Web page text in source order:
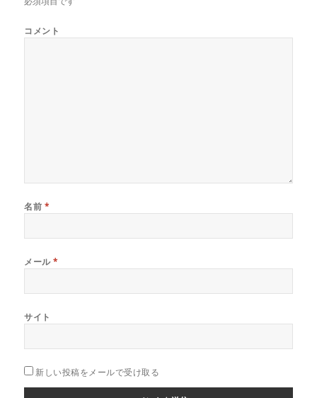
コメント
名前 *
メール*
サイト
新しい投稿をメールで受け取る